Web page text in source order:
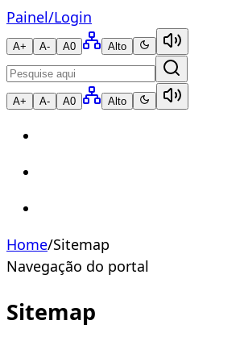
Painel/Login
A+ A- A0 Alto
A+ A- A0 Alto
Home/Sitemap
Navegação do portal
Sitemap